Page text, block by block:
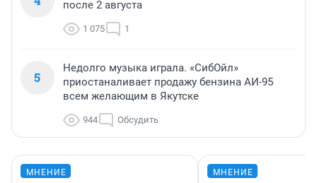
после 2 августа
1 075 1
5
Недолго музыка играла. «СибОйл»
приостаналивает продажу бензина АИ-95
всем желающим в Якутске
944 Обсудить
МНЕНИЕ МНЕНИЕ